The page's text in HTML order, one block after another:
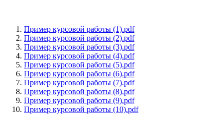
Пример курсовой работы (1).pdf
Пример курсовой работы (2).pdf
Пример курсовой работы (3).pdf
Пример курсовой работы (4).pdf
Пример курсовой работы (5).pdf
Пример курсовой работы (6).pdf
Пример курсовой работы (7).pdf
Пример курсовой работы (8).pdf
Пример курсовой работы (9).pdf
Пример курсовой работы (10).pdf